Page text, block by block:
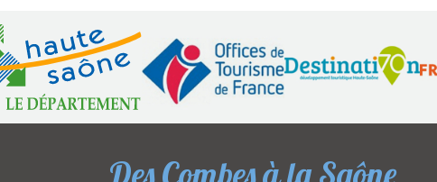
Des Combes à la Saône